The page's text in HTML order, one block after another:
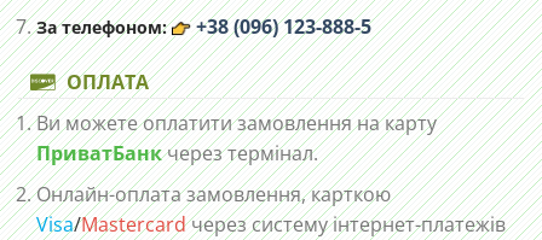
За телефоном: +38 (096) 123-888-5
ОПЛАТА
Ви можете оплатити замовлення на карту
ПриватБанкчерез термінал.
Онлайн-оплата замовлення, карткою
Visa/Mastercardчерез систему інтернет-платежів